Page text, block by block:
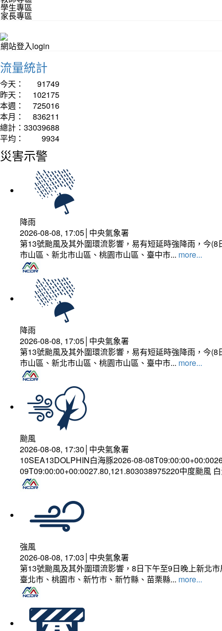
學生專區
家長專區
網站登入login
流量統計
今天：
91749
昨天：
102175
本週：
725016
本月：
836211
總計： 33039688
平均：
9934
災害示警
降雨
2026-08-08, 17:05│中央氣象署
第13號颱風及其外圍環流影響，易有短延時強降雨，今
市山區、新北市山區、桃園市山區、臺中市... more...
降雨
2026-08-08, 17:05│中央氣象署
第13號颱風及其外圍環流影響，易有短延時強降雨，今
市山區、新北市山區、桃園市山區、臺中市... more...
颱風
2026-08-08, 17:30│中央氣象署
10SEA13DOLPHIN白海豚2026-08-
09T09:00:00+00:0027.80,121.803038975220中度颱風
強風
2026-08-08, 17:03│中央氣象署
第13號颱風及其外圍環流影響，8日下午至9日晚上新北
臺北市、桃園市、新竹市、新竹縣、苗栗縣... more...